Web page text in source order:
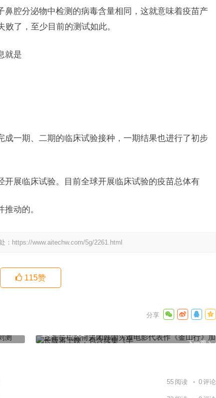
鼻腔分泌物中检测的病毒含量相同，这就意味着疫苗产
了，至少目前的测试如此。
就是
成一期、二期的临床试验接种，一期结果也进行了初步
开展临床试验。目前全球开展临床试验的疫苗总体有
动的。
： https://www.aitechw.com/5g/2261.html
115赞
下一篇
上映：包含续集《半
55 阅读 0评论